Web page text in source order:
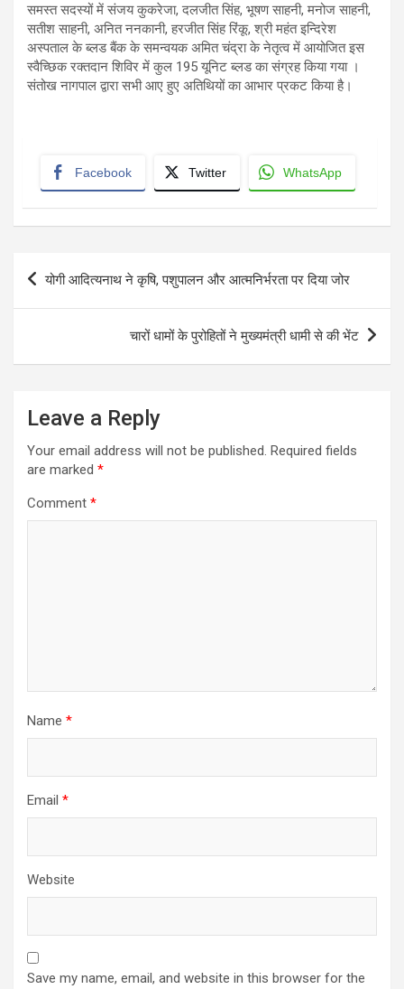
समस्त सदस्यों में संजय कुकरेजा, दलजीत सिंह, भूषण साहनी, मनोज साहनी,
सतीश साहनी, अनित ननकानी, हरजीत सिंह रिंकू, श्री महंत इन्दिरेश
अस्पताल के ब्लड बैंक के समन्वयक अमित चंद्रा के नेतृत्व में आयोजित इस
स्वैच्छिक रक्तदान शिविर में कुल 195 यूनिट ब्लड का संग्रह किया गया ।
संतोख नागपाल द्वारा सभी आए हुए अतिथियों का आभार प्रकट किया है।
Facebook Twitter WhatsApp
Post
योगी आदित्यनाथ ने कृषि, पशुपालन और आत्मनिर्भरता पर दिया जोर
चारों धामों के पुरोहितों ने मुख्यमंत्री धामी से की भेंट
Leave a Reply
Your email address will not be published. Required fields
are marked *
Comment *
Name *
Email *
Website
Save my name, email, and website in this browser for the